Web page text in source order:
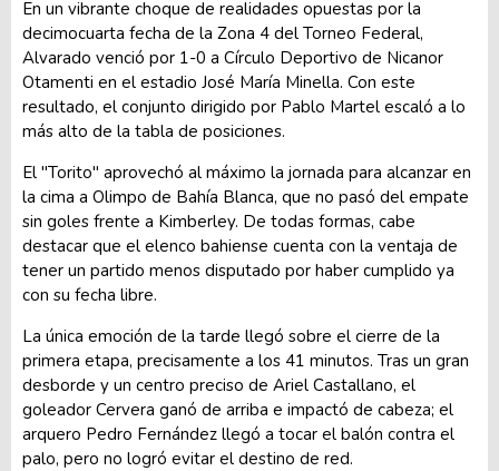
En un vibrante choque de realidades opuestas por la
decimocuarta fecha de la Zona 4 del Torneo Federal,
Alvarado venció por 1-0 a Círculo Deportivo de Nicanor
Otamenti en el estadio José María Minella. Con este
resultado, el conjunto dirigido por Pablo Martel escaló a lo
más alto de la tabla de posiciones.
El "Torito" aprovechó al máximo la jornada para alcanzar en
la cima a Olimpo de Bahía Blanca, que no pasó del empate
sin goles frente a Kimberley. De todas formas, cabe
destacar que el elenco bahiense cuenta con la ventaja de
tener un partido menos disputado por haber cumplido ya
con su fecha libre.
La única emoción de la tarde llegó sobre el cierre de la
primera etapa, precisamente a los 41 minutos. Tras un gran
desborde y un centro preciso de Ariel Castallano, el
goleador Cervera ganó de arriba e impactó de cabeza; el
arquero Pedro Fernández llegó a tocar el balón contra el
palo, pero no logró evitar el destino de red.